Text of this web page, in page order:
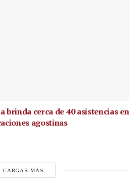
brinda cerca de 40 asistencias en
agostinas
CARGAR MÁS